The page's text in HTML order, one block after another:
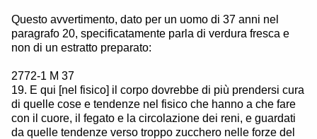
Questo avvertimento, dato per un uomo di 37 anni nel
paragrafo 20, specificatamente parla di verdura fresca e
non di un estratto preparato:
2772-1 M 37
19. E qui [nel fisico] il corpo dovrebbe di più prendersi cura
di quelle cose e tendenze nel fisico che hanno a che fare
con il cuore, il fegato e la circolazione dei reni, e guardati
da quelle tendenze verso troppo zucchero nelle forze del